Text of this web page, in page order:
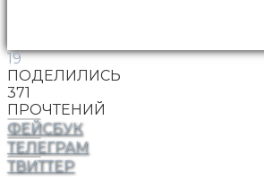
19
ПОДЕЛИЛИСЬ
371
ПРОЧТЕНИЙ
ФЕЙСБУК
ТЕЛЕГРАМ
ТВИТТЕР